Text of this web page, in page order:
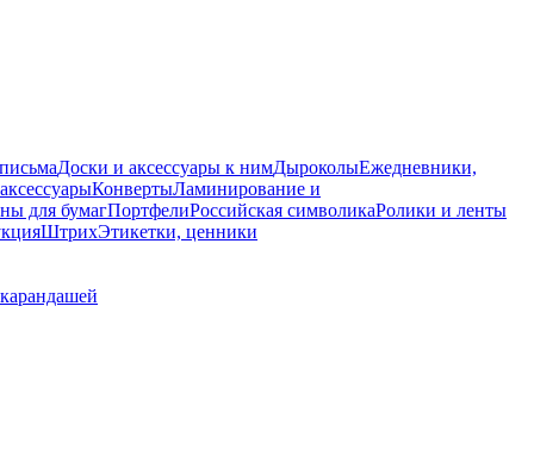
Доски и аксессуары к нимДыроколыЕжедневники,
КонвертыЛаминирование и
для бумагПортфелиРоссийская символикаРолики и ленты
ШтрихЭтикетки, ценники